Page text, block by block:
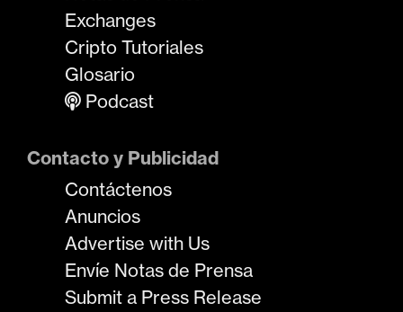
Exchanges
Cripto Tutoriales
Glosario
Podcast
Contacto y Publicidad
Contáctenos
Anuncios
Advertise with Us
Envíe Notas de Prensa
Submit a Press Release